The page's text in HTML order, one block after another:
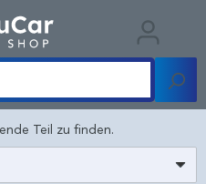
Teil zu finden.